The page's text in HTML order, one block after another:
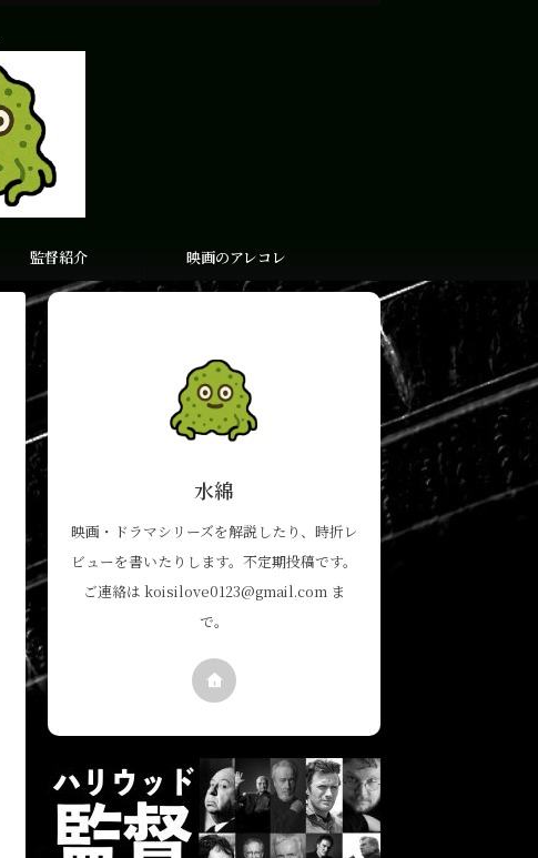
監督紹介 映画のアレコレ
水綿
映画・ドラマシリーズを解説したり、時折レ
ビューを書いたりします。不定期投稿です。
ご連絡は koisilove0123@gmail.com ま
で。